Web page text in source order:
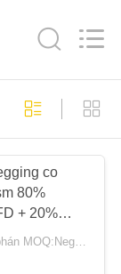
313
co
80%
+ 20%
Có thể đàm phán MOQ:Negotiable